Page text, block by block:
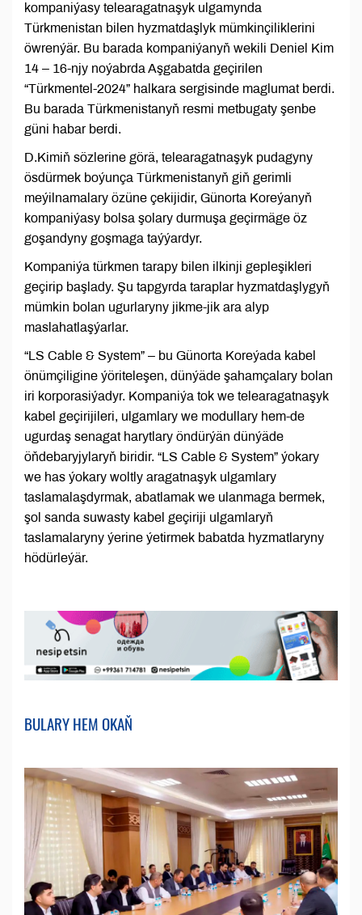
kompaniýasy telearagatnaşyk ulgamynda
Türkmenistan bilen hyzmatdaşlyk mümkinçiliklerini
öwrenýär. Bu barada kompaniýanyň wekili Deniel Kim
14 – 16-njy noýabrda Aşgabatda geçirilen
“Türkmentel-2024” halkara sergisinde maglumat berdi.
Bu barada Türkmenistanyň resmi metbugaty şenbe
güni habar berdi.
D.Kimiň sözlerine görä, telearagatnaşyk pudagyny
ösdürmek boýunça Türkmenistanyň giň gerimli
meýilnamalary özüne çekijidir, Günorta Koreýanyň
kompaniýasy bolsa şolary durmuşa geçirmäge öz
goşandyny goşmaga taýýardyr.
Kompaniýa türkmen tarapy bilen ilkinji gepleşikleri
geçirip başlady. Şu tapgyrda taraplar hyzmatdaşlygyň
mümkin bolan ugurlaryny jikme-jik ara alyp
maslahatlaşýarlar.
“LS Cable & System” – bu Günorta Koreýada kabel
önümçiligine ýöriteleşen, dünýäde şahamçalary bolan
iri korporasiýadyr. Kompaniýa tok we telearagatnaşyk
kabel geçirijileri, ulgamlary we modullary hem-de
ugurdaş senagat harytlary öndürýän dünýäde
öňdebaryjylaryň biridir. “LS Cable & System” ýokary
we has ýokary woltly aragatnaşyk ulgamlary
taslamalaşdyrmak, abatlamak we ulanmaga bermek,
şol sanda suwasty kabel geçiriji ulgamlaryň
taslamalaryny ýerine ýetirmek babatda hyzmatlaryny
hödürleýär.
BULARY HEM OKAŇ